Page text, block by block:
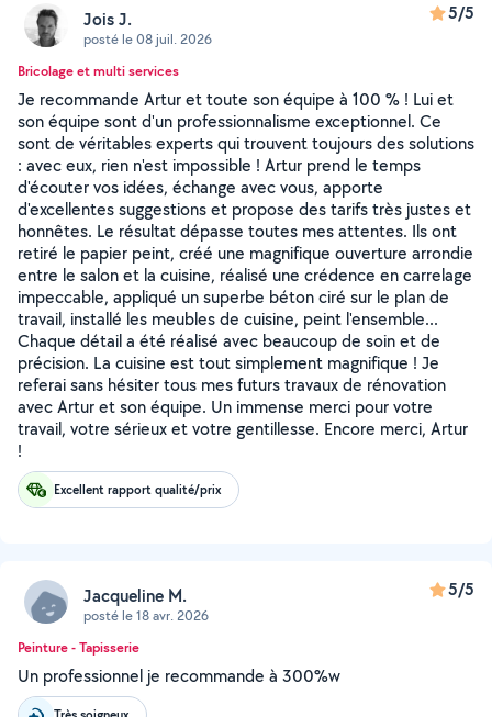
Jois J.
posté le 08 juil. 2026
5/5
Bricolage et multi services
Je recommande Artur et toute son équipe à 100 % ! Lui et
son équipe sont d'un professionnalisme exceptionnel. Ce
sont de véritables experts qui trouvent toujours des solutions
: avec eux, rien n'est impossible ! Artur prend le temps
d'écouter vos idées, échange avec vous, apporte
d'excellentes suggestions et propose des tarifs très justes et
honnêtes. Le résultat dépasse toutes mes attentes. Ils ont
retiré le papier peint, créé une magnifique ouverture arrondie
entre le salon et la cuisine, réalisé une crédence en carrelage
impeccable, appliqué un superbe béton ciré sur le plan de
travail, installé les meubles de cuisine, peint l'ensemble...
Chaque détail a été réalisé avec beaucoup de soin et de
précision. La cuisine est tout simplement magnifique ! Je
referai sans hésiter tous mes futurs travaux de rénovation
avec Artur et son équipe. Un immense merci pour votre
travail, votre sérieux et votre gentillesse. Encore merci, Artur
!
Excellent rapport qualité/prix
Jacqueline M.
posté le 18 avr. 2026
5/5
Peinture - Tapisserie
Un professionnel je recommande à 300%w